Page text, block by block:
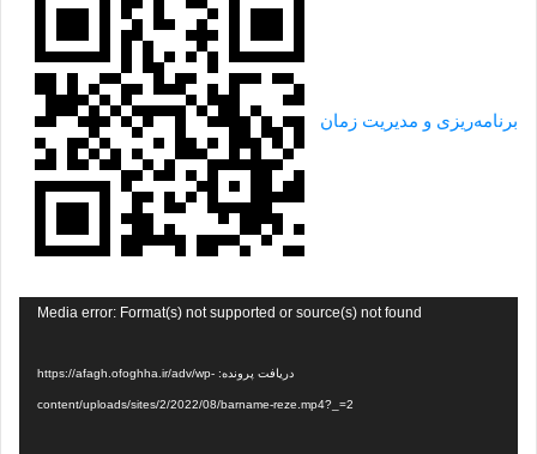
برنامه‌ریزی و مدیریت زمان
Media error: Format(s) not supported or source(s) not found
دریافت پرونده: https://afagh.ofoghha.ir/adv/wp-
content/uploads/sites/2/2022/08/barname-reze.mp4?_=2